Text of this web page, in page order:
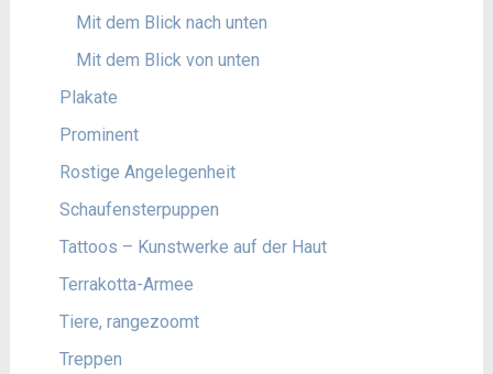
Mit dem Blick nach unten
Mit dem Blick von unten
Plakate
Prominent
Rostige Angelegenheit
Schaufensterpuppen
Tattoos – Kunstwerke auf der Haut
Terrakotta-Armee
Tiere, rangezoomt
Treppen